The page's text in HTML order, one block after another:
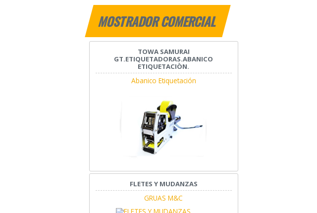
MOSTRADOR COMERCIAL
TOWA SAMURAI
GT.ETIQUETADORAS.ABANICO
ETIQUETACIÒN.
Abanico Etiquetación
FLETES Y MUDANZAS
GRUAS M&C